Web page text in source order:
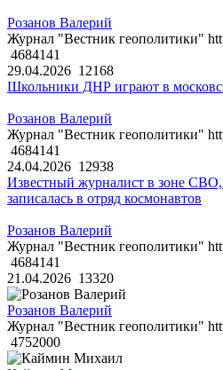
Розанов Валерий
Журнал "Вестник геополитики"
4684141
29.04.2026 12168
Школьники ДНР играют в
Розанов Валерий
Журнал "Вестник геополитики"
4684141
24.04.2026 12938
Известный журналист в зоне СВО,
записалась в отряд космонавтов
Розанов Валерий
Журнал "Вестник геополитики"
4684141
21.04.2026 13320
Розанов Валерий
Журнал "Вестник геополитики"
4752000